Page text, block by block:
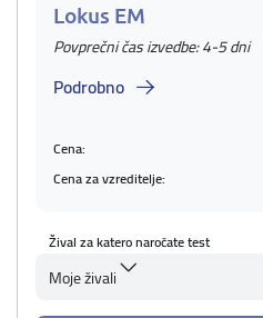
Lokus EM
Povprečni čas izvedbe: 4-5 dni
Podrobno
Cena:
Cena za vzreditelje:
Žival za katero naročate test
Moje živali